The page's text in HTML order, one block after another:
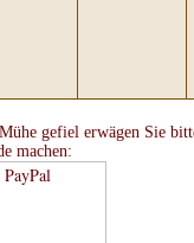
gefiel erwägen Sie
machen: